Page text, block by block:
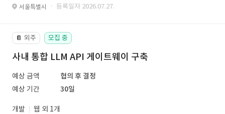
서울특별시 · 등록일자 2026.07.27.
📔 외주 모집 중
사내 통합 LLM API 게이트웨이 구축
예상 금액
협의 후 결정
예상 기간
30일
개발
웹 외 1개